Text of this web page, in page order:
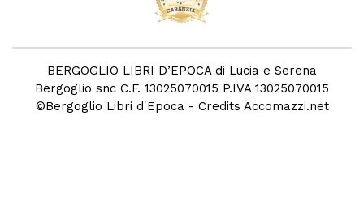
BERGOGLIO LIBRI D’EPOCA di Lucia e Serena
Bergoglio snc C.F. 13025070015 P.IVA 13025070015
©Bergoglio Libri d'Epoca - Credits Accomazzi.net